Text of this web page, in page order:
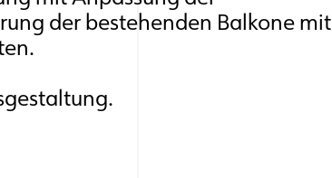
der bestehenden Balkone mit